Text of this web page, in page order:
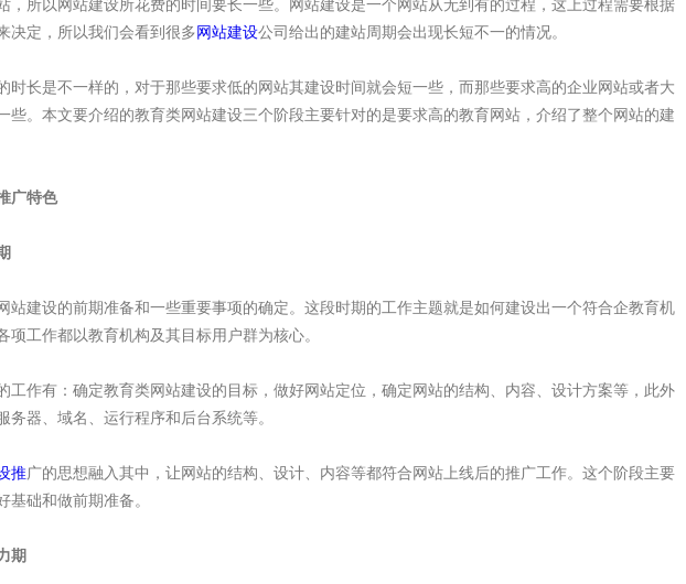
，所以网站建设所花费的时间要长一些。网站建设是一个网站从无到有的过程，这上过程需要根据
决定，所以我们会看到很多 网站建设公司给出的建站周期会出现长短不一的情况。
时长是不一样的，对于那些要求低的网站其建设时间就会短一些，而那些要求高的企业网站或者大
些。本文要介绍的教育类网站建设三个阶段主要针对的是要求高的教育网站，介绍了整个网站的建
广特色
建设的前期准备和一些重要事项的确定。这段时期的工作主题就是如何建设出一个符合企教育机
工作都以教育机构及其目标用户群为核心。
作有：确定教育类网站建设的目标，做好网站定位，确定网站的结构、内容、设计方案等，此外
器、域名、运行程序和后台系统等。
推广的思想融入其中，让网站的结构、设计、内容等都符合网站上线后的推广工作。这个阶段主要
基础和做前期准备。
期